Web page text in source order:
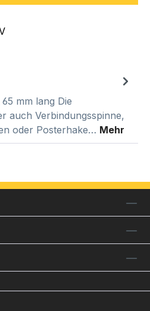
mm lang Die
auch Verbindungsspinne,
oder Posterhake… Mehr